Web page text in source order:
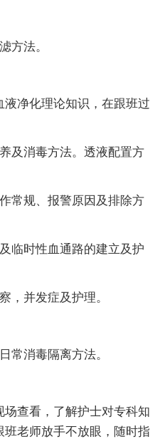
方法。
净化理论知识，在跟班过
及消毒方法。透液配置方
常规、报警原因及排除方
临时性血通路的建立及护
，并发症及护理。
常消毒隔离方法。
查看，了解护士对专科知
老师放手不放眼，随时指